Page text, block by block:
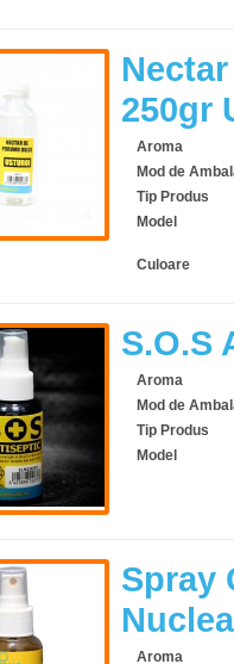
250gr
Aroma
Mod de
Tip Produs
Model
Culoare
S.O.S
Aroma
Mod de
Tip Produs
Model
Spray
Aroma